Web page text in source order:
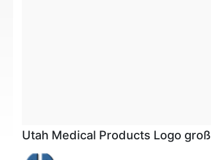
Utah Medical Products Logo groß